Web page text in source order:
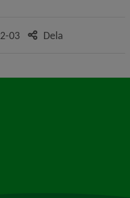
03 Dela
webbplats, öppnas i nytt